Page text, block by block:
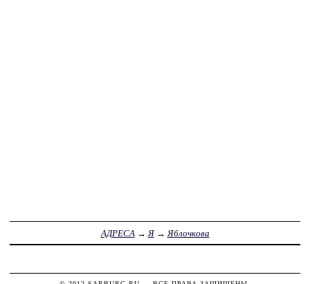
АДРЕСА → Я→ Яблочкова